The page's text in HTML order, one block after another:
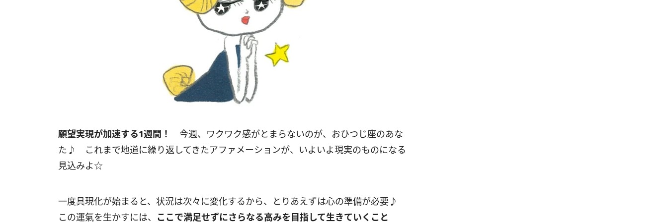
願望実現が加速する1週間！
今週、ワクワク感がとまらないのが、おひつじ座のあな
た♪ これまで地道に繰り返してきたアファメーションが、いよいよ現実のものになる
見込みよ☆
一度具現化が始まると、状況は次々に変化するから、とりあえずは心の準備が必要♪
この運氣を生かすには、 ここで満足せずにさらなる高みを目指して生きていくこと